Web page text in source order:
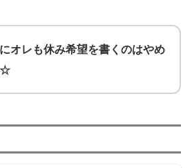
オレも休み希望を書くのはやめ
☆